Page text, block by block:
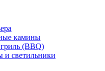
камины
(BBQ)
и светильники